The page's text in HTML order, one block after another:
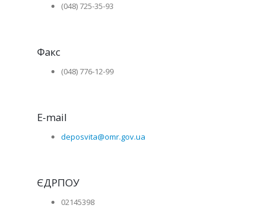
(048) 725-35-93
Факс
(048) 776-12-99
E-mail
deposvita@omr.gov.ua
ЄДРПОУ
02145398